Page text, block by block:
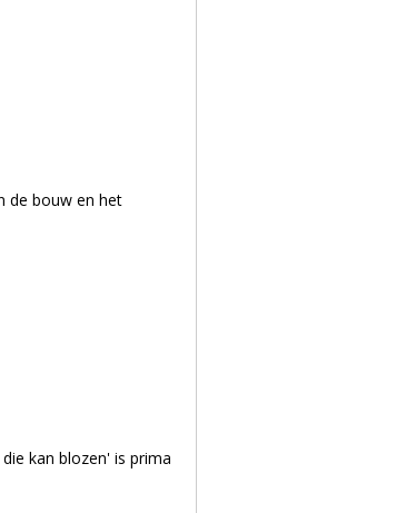
de bouw en het
kan blozen' is prima